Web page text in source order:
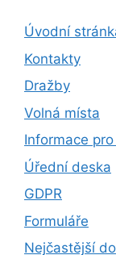
Úvodní
Kontakty
Dražby
Volná místa
Informace
Úřední deska
GDPR
Formuláře
Nejčastější